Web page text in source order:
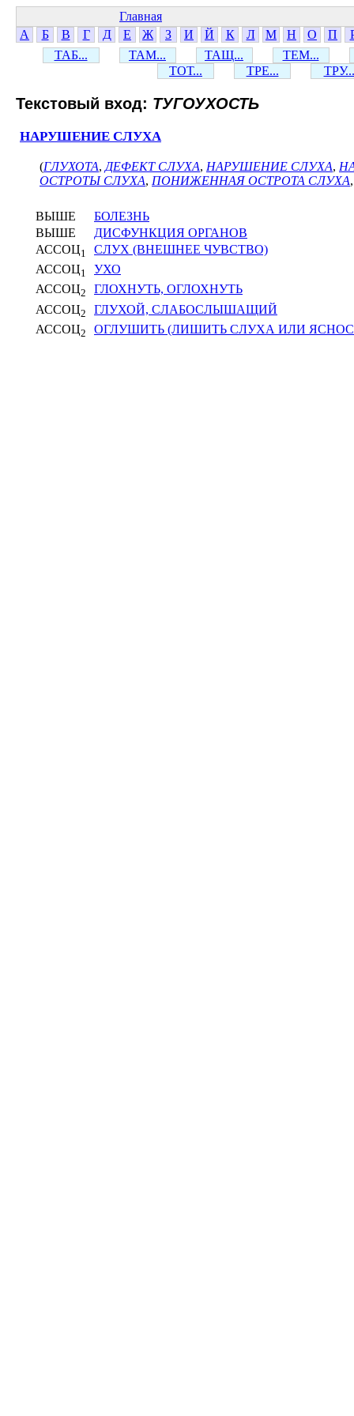
Главная
А
Б В Г Д Е Ж З И Й К Л М Н О П
ТАБ...
ТАМ... ТАЩ...
ТЕМ...
ТОТ...
ТРЕ... ТРУ...
Текстовый вход: ТУГОУХОСТЬ
НАРУШЕНИЕ СЛУХА
(ГЛУХОТА, ДЕФЕКТ СЛУХА, НАРУШЕНИЕ СЛУХА,
ОСТРОТЫ СЛУХА, ПОНИЖЕННАЯ ОСТРОТА СЛУХА
ВЫШЕ
БОЛЕЗНЬ
ВЫШЕ
ДИСФУНКЦИЯ ОРГАНОВ
АССОЦ1
СЛУХ (ВНЕШНЕЕ ЧУВСТВО)
АССОЦ1
УХО
АССОЦ2
ГЛОХНУТЬ, ОГЛОХНУТЬ
АССОЦ2
ГЛУХОЙ, СЛАБОСЛЫШАЩИЙ
АССОЦ2 ОГЛУШИТЬ (ЛИШИТЬ СЛУХА ИЛИ